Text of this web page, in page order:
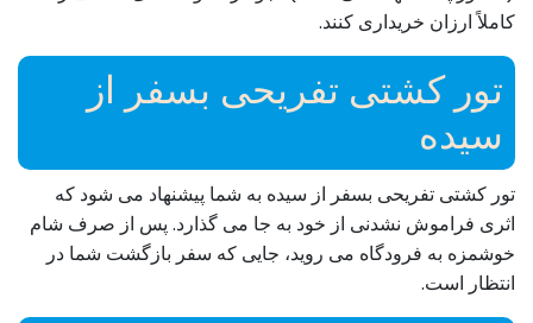
کاملاً ارزان خریداری کنند.
تور کشتی تفریحی بسفر از
سیده
تور کشتی تفریحی بسفر از سیده به شما پیشنهاد می شود که
اثری فراموش نشدنی از خود به جا می گذارد. پس از صرف شام
خوشمزه به فرودگاه می روید، جایی که سفر بازگشت شما در
انتظار است.